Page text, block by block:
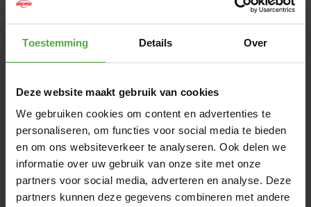
Toestemming Details Over
Deze website maakt gebruik van cookies
We gebruiken cookies om content en advertenties te
personaliseren, om functies voor social media te bieden
en om ons websiteverkeer te analyseren. Ook delen we
informatie over uw gebruik van onze site met onze
partners voor social media, adverteren en analyse. Deze
partners kunnen deze gegevens combineren met andere
Geschwindigkeiten garantiert. Du kannst zwischen den
folgenden Versionen wählen: BERG Black Edition, BERG
Hybrid, BERG Race GTS, BERG GTS Full Specs.
Produktname BERG XL Black Edition BFR
SKU 07.10.05.00
Empfohlenes Alter 5+ Jahre
Empfohlene Nutzergröße 125 - 190 cm